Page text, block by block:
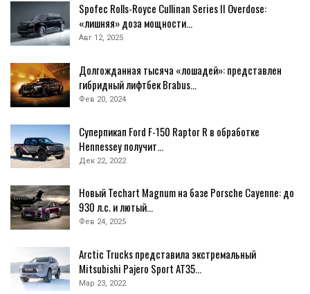
Spofec Rolls-Royce Cullinan Series II Overdose:
«лишняя» доза мощности…
Авг 12, 2025
Долгожданная тысяча «лошадей»: представлен
гибридный лифтбек Brabus…
Фев 20, 2024
Суперпикап Ford F-150 Raptor R в обработке
Hennessey получит…
Дек 22, 2022
Новый Techart Magnum на базе Porsche Cayenne: до
930 л.с. и лютый…
Фев 24, 2025
Arctic Trucks представила экстремальный
Mitsubishi Pajero Sport AT35…
Мар 23, 2022